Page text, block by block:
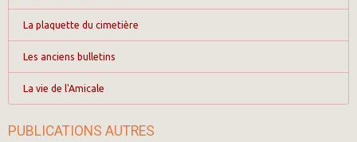
La plaquette du cimetière
Les anciens bulletins
La vie de l'Amicale
PUBLICATIONS AUTRES